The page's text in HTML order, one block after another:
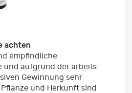
achten
empfindliche
und aufgrund der arbeits-
Gewinnung sehr
und Herkunft sind